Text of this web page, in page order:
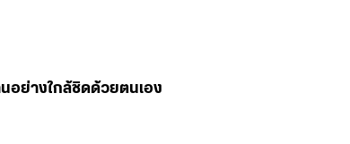
อย่างใกล้ชิดด้วยตนเอง